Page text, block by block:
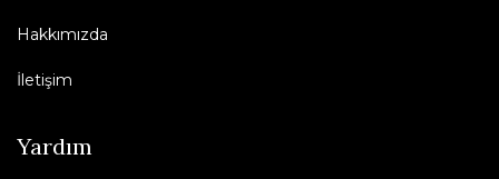
Hakkımızda
İletişim
Yardım